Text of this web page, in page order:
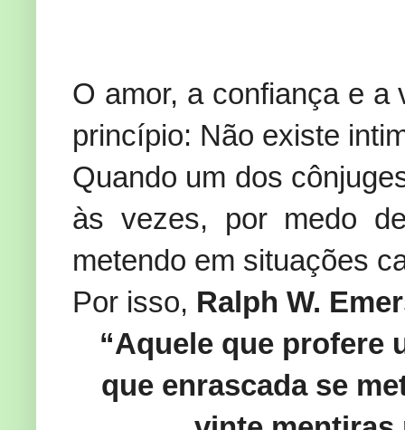
O amor, a confiança e a
princípio: Não existe
Quando um dos
às vezes, por medo
metendo em situações
Por isso, Ralph W.
“Aquele que profere
que enrascada se